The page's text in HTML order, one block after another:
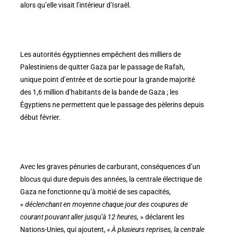
alors qu’elle visait l’intérieur d’Israël.
Les autorités égyptiennes empêchent des milliers de
Palestiniens de quitter Gaza par le passage de Rafah,
unique point d’entrée et de sortie pour la grande majorité
des 1,6 million d’habitants de la bande de Gaza ; les
Égyptiens ne permettent que le passage des pèlerins depuis
début février.
Avec les graves pénuries de carburant, conséquences d’un
blocus qui dure depuis des années, la centrale électrique de
Gaza ne fonctionne qu’à moitié de ses capacités,
« déclenchant en moyenne chaque jour des coupures de
courant pouvant aller jusqu’à 12 heures, » déclarent les
Nations-Unies, qui ajoutent,« À plusieurs reprises, la centrale